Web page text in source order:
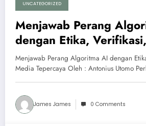
UNCATEGORIZED
Menjawab Perang
dengan Etika,
Tepercaya
Menjawab Perang Algoritma AI dengan
Media Tepercaya Oleh : Antonius Utomo
James James 0 Comments